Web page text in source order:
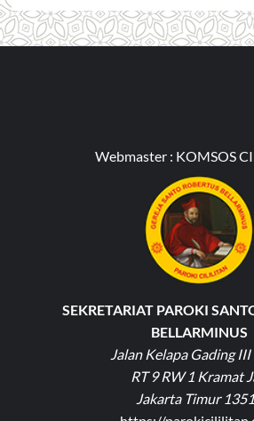
Webmaster : KOMSOS
SEKRETARIAT PAROKI
BELLARMINUS
Jalan Kelapa Gading
RT 9 RW 1 Kramat
Jakarta Timur